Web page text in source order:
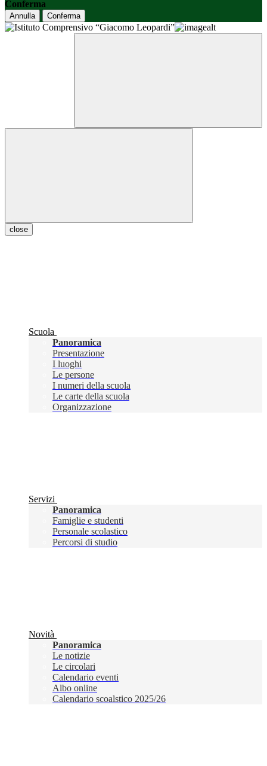
Conferma
Annulla Conferma
close
Scuola
Panoramica
Presentazione
I luoghi
Le persone
I numeri della scuola
Le carte della scuola
Organizzazione
Servizi
Panoramica
Famiglie e studenti
Personale scolastico
Percorsi di studio
Novità
Panoramica
Le notizie
Le circolari
Calendario eventi
Albo online
Calendario scoalstico 2025/26